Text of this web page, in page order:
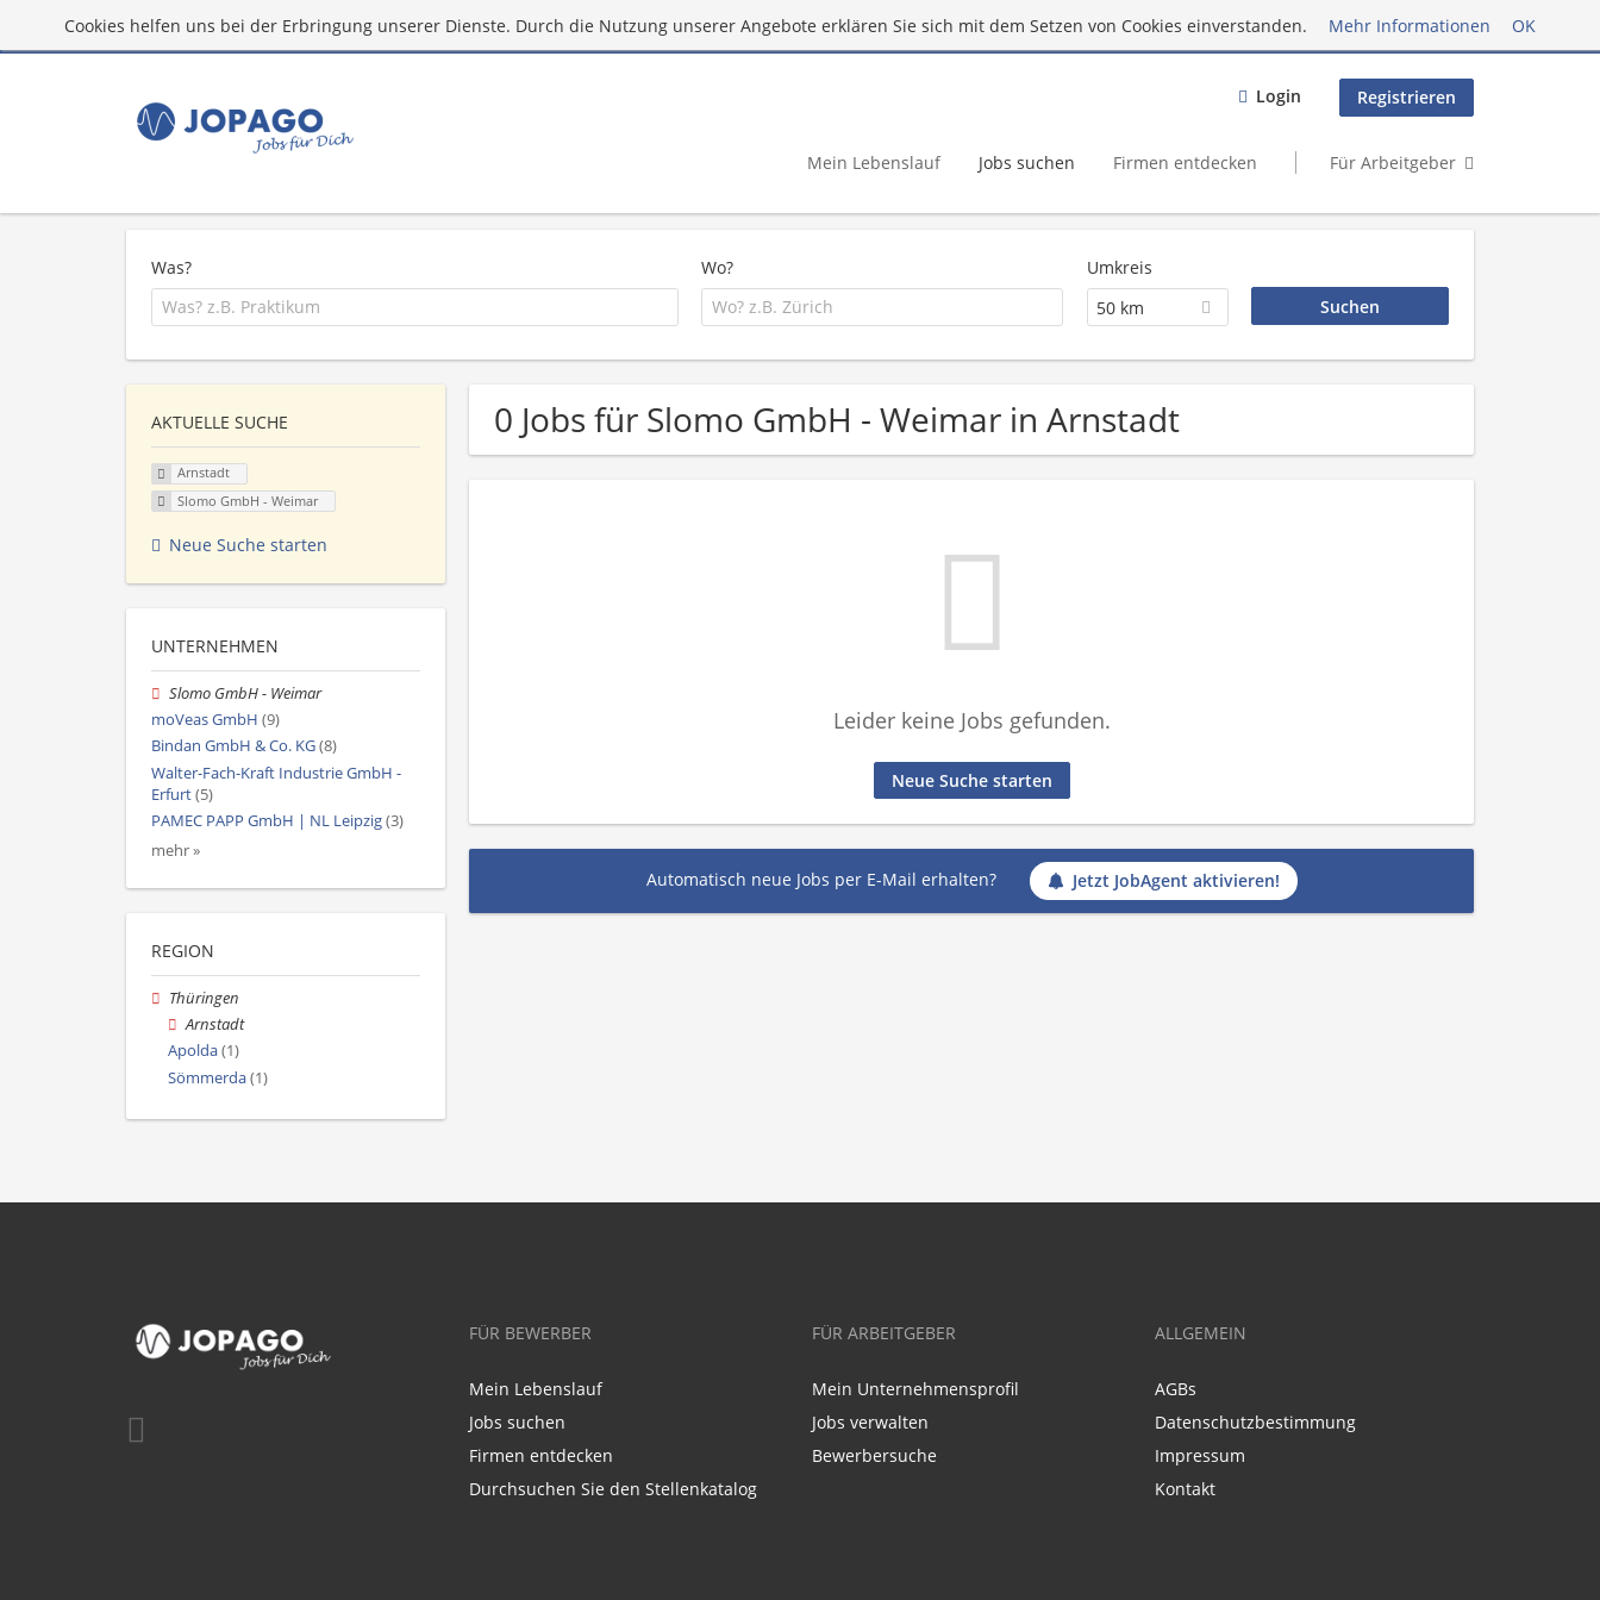
Cookies helfen uns bei der Erbringung unserer Dienste. Durch die Nutzung unserer Angebote erklären Sie sich mit dem Setzen von Cookies einverstanden. Mehr Informationen OK
Login Registrieren
Mein Lebenslauf Jobs suchen Firmen entdecken Für Arbeitgeber
Was? Wo?
Umkreis
50 km
0 Jobs für Slomo GmbH - Weimar in Arnstadt
Leider keine Jobs gefunden.
Neue Suche starten
Automatisch neue Jobs per E-Mail erhalten? Jetzt JobAgent aktivieren!
AKTUELLE SUCHE
Arnstadt
Slomo GmbH - Weimar
Neue Suche starten
UNTERNEHMEN
Slomo GmbH - Weimar
moVeas GmbH (9)
Bindan GmbH & Co. KG(8)
Walter-Fach-Kraft Industrie GmbH -
Erfurt(5)
PAMEC PAPP GmbH | NL Leipzig(3)
mehr »
REGION
Thüringen
Arnstadt
Apolda(1)
Sömmerda(1)
FÜR BEWERBER
Mein Lebenslauf
Jobs suchen
Firmen entdecken
Durchsuchen Sie den Stellenkatalog
FÜR ARBEITGEBER
Mein Unternehmensprofil
Jobs verwalten
Bewerbersuche
ALLGEMEIN
AGBs
Datenschutzbestimmung
Impressum
Kontakt